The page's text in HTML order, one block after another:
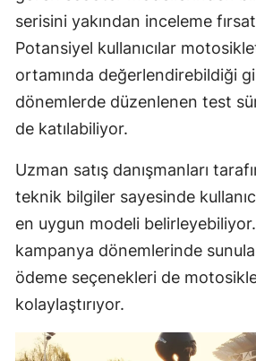
serisini yakından inceleme
Potansiyel kullanıcılar
ortamında değerlendirebildiği
dönemlerde düzenlenen test
de katılabiliyor.
Uzman satış danışmanları
teknik bilgiler sayesinde
en uygun modeli belirleyebiliyor.
kampanya dönemlerinde
ödeme seçenekleri de
kolaylaştırıyor.